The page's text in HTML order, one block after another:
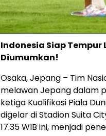
Indonesia Siap Tempur
Diumumkan!
Osaka, Jepang – Tim
melawan Jepang dalam
ketiga Kualifikasi Piala
digelar di Stadion Suita
17.35 WIB ini, menjadi